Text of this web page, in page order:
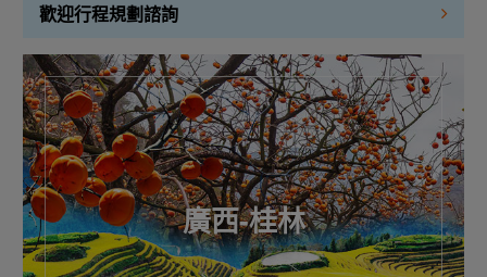
歡迎行程規劃諮詢
廣西-桂林